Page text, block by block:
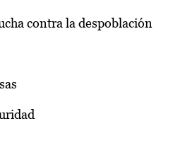
contra la despoblación